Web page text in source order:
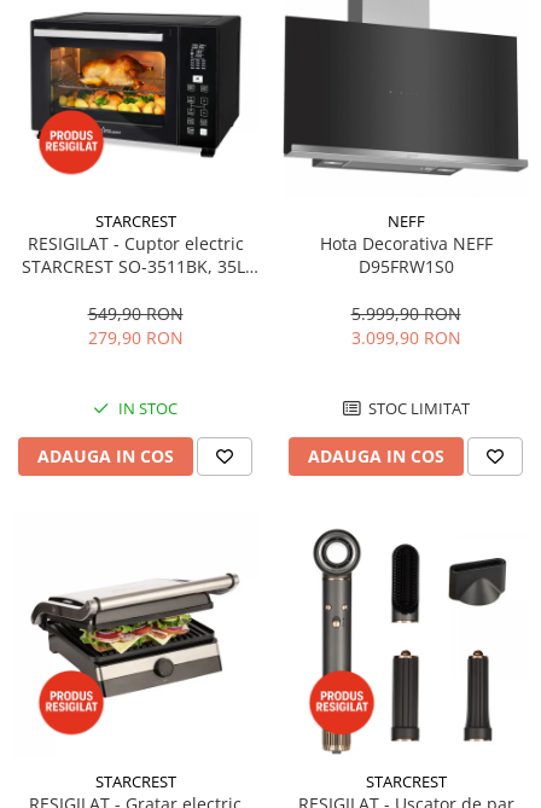
STARCREST
RESIGILAT - Cuptor electric
STARCREST SO-3511BK, 35L,
Programe predefinite,
Interfata digitala, Negru
549,90 RON
279,90 RON
IN STOC
ADAUGA IN COS
NEFF
Hota Decorativa NEFF
D95FRW1S0
5.999,90 RON
3.099,90 RON
STOC LIMITAT
ADAUGA IN COS
STARCREST
RESIGILAT - Gratar electric
STARCREST
RESIGILAT - Uscator de par